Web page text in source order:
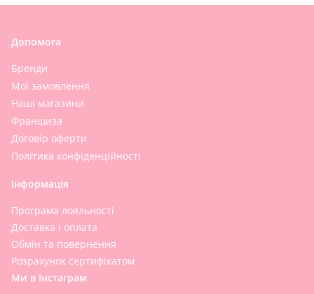
Допомога
Бренди
Мої замовлення
Наші магазини
Франшиза
Договір оферти
Політика конфіденційності
Інформація
Програма лояльності
Доставка і оплата
Обмін та повернення
Розрахунок сертифікатом
Ми в Інстаграм